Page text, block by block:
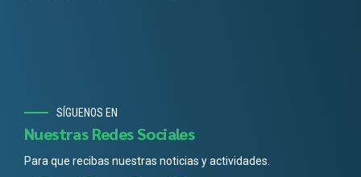
SÍGUENOS EN
Nuestras Redes Sociales
Para que recibas nuestras noticias y actividades.